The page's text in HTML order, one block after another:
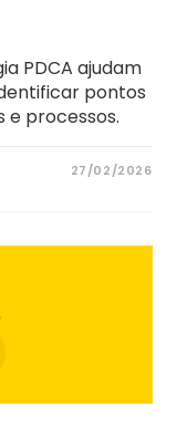
PDCA ajudam
pontos
e processos.
27/02/2026